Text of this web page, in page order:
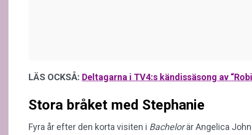
LÄS OCKSÅ: Deltagarna i TV4:s kändissäsong av
Stora bråket med Stephanie
Fyra år efter den korta visiten i Bachelorär Angelica